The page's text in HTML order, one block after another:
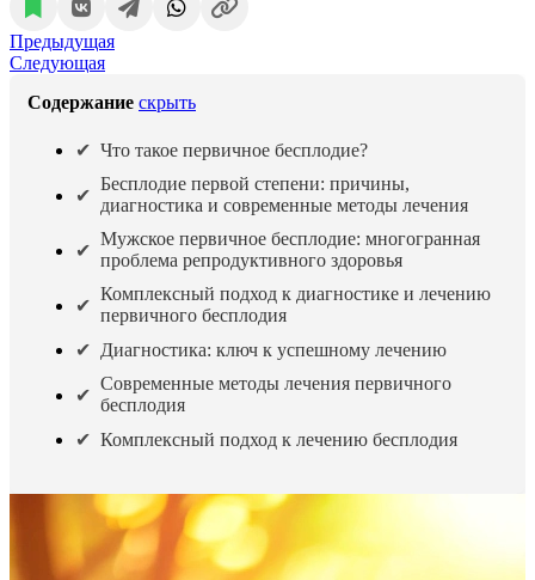
Предыдущая
Следующая
Содержание скрыть
Что такое первичное бесплодие?
Бесплодие первой степени: причины,
диагностика и современные методы лечения
Мужское первичное бесплодие: многогранная
проблема репродуктивного здоровья
Комплексный подход к диагностике и лечению
первичного бесплодия
Диагностика: ключ к успешному лечению
Современные методы лечения первичного
бесплодия
Комплексный подход к лечению бесплодия